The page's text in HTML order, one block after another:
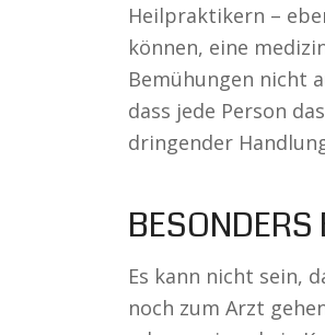
Heilpraktikern –
können, eine
Bemühungen nicht
dass jede Person
dringender
BESONDERS
Es kann nicht sein,
noch zum Arzt